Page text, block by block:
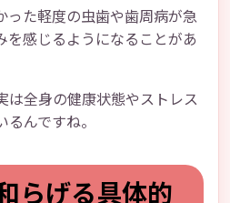
った軽度の虫歯や歯周病が急
を感じるようになることがあ
は全身の健康状態やストレス
んですね。
らげる具体的